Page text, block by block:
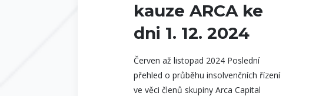
kauze ARCA ke
dni 1. 12. 2024
Červen až listopad 2024 Poslední
přehled o průběhu insolvenčních řízení
ve věci členů skupiny Arca Capital